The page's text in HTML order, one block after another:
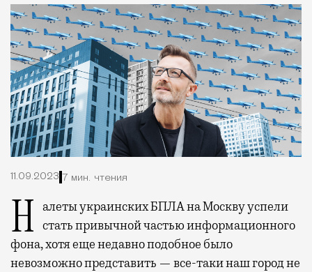
11.09.2023 7 мин. чтения
Налеты украинских БПЛА на Москву успели стать привычной частью информационного
фона, хотя еще недавно подобное было
невозможно представить — все-таки наш город не